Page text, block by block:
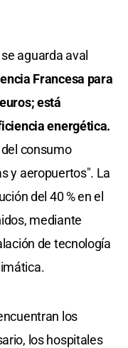
aguarda aval
Francesa para
está
energética.
consumo
y aeropuertos". La
del 40 % en el
mediante
de tecnología
los
los hospitales